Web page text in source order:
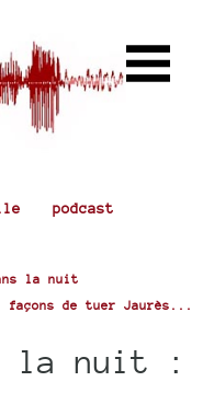
podcast
la nuit
de tuer Jaurès...
la nuit :